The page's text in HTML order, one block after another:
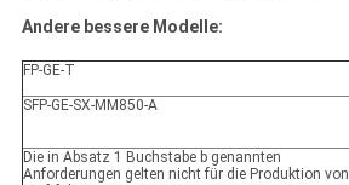
Andere bessere Modelle:
FP-GE-T
SFP-GE-SX-MM850-A
Die in Absatz 1 Buchstabe b genannten
Anforderungen gelten nicht für die Produktion von